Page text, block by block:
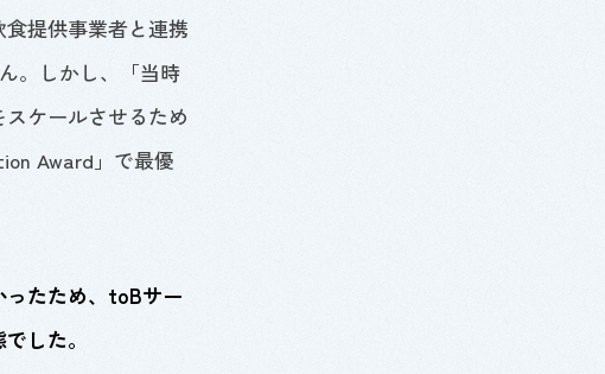
提供事業者と連携
。しかし、「当時
ケールさせるため
Award 」で最優
たため、 toBサー
した。